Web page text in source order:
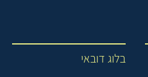
בלוג דובאי